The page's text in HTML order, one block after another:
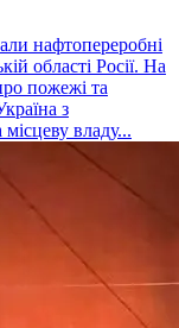
нафтопереробні
області Росії. На
пожежі та
з
владу...